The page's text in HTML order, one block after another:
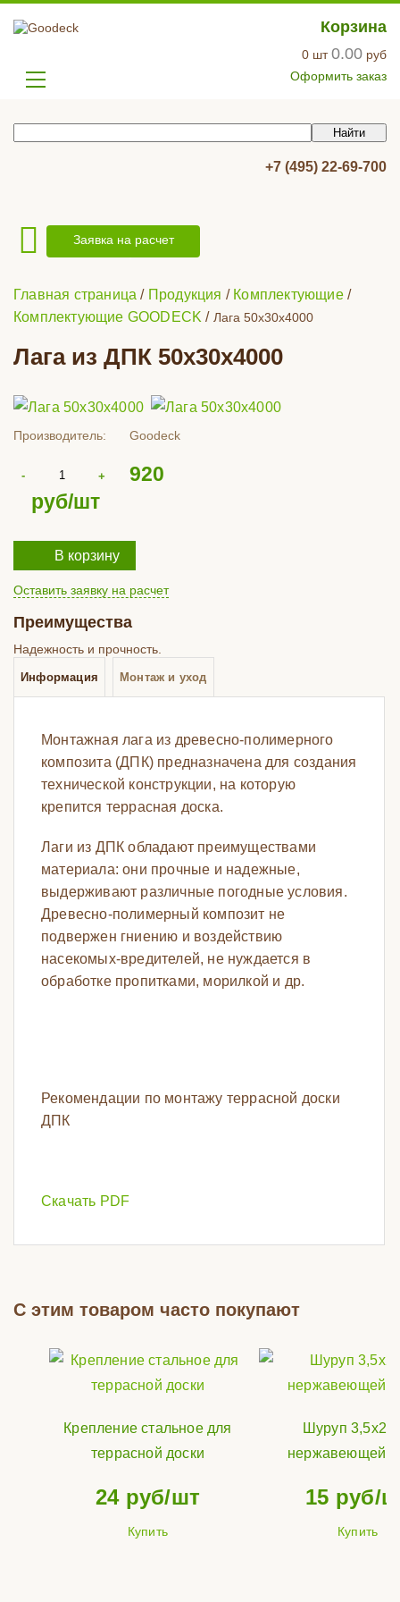
Корзина
0 шт0.00 руб
Оформить заказ
+7 (495) 22-69-700
Заявка на расчет
Главная страница / Продукция / Комплектующие/
Комплектующие GOODECK / Лага 50х30x4000
Лага из ДПК 50х30x4000
Производитель: Goodeck
920
руб/шт
В корзину
Оставить заявку на расчет
Преимущества
Надежность и прочность.
Информация Монтаж и уход
Монтажная лага из древесно-полимерного
композита (ДПК) предназначена для создания
технической конструкции, на которую
крепится террасная доска.
Лаги из ДПК обладают преимуществами
материала: они прочные и надежные,
выдерживают различные погодные условия.
Древесно-полимерный композит не
подвержен гниению и воздействию
насекомых-вредителей, не нуждается в
обработке пропитками, морилкой и др.
Рекомендации по монтажу террасной доски
ДПК
Скачать PDF
С этим товаром часто покупают
Крепление стальное для
террасной доски
24 руб/шт
Купить
Шуруп 3,5х25
нержавеющей
15 руб/
Купить